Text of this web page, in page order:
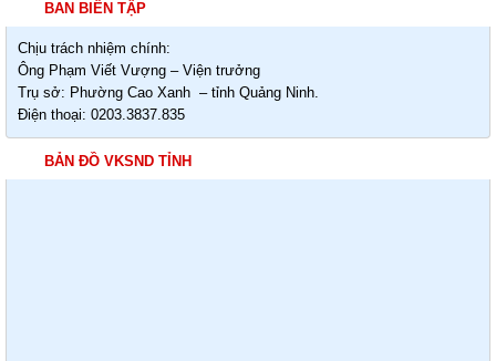
BAN BIÊN TẬP
Chịu trách nhiệm chính:
Ông Phạm Viết Vượng – Viện trưởng
Trụ sở: Phường Cao Xanh – tỉnh Quảng Ninh.
Điện thoại: 0203.3837.835
BẢN ĐỒ VKSND TỈNH